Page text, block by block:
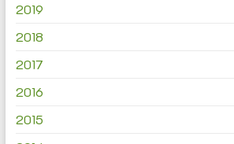
2019
2018
2017
2016
2015